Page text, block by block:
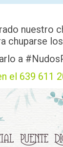
nuestro
chuparse
a
el 639 611